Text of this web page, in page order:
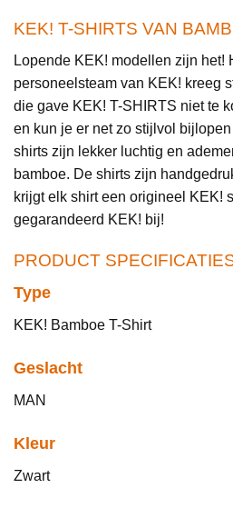
KEK! T-SHIRTS VAN
Lopende KEK! modellen zijn het!
personeelsteam van KEK! kreeg
die gave KEK! T-SHIRTS niet te
en kun je er net zo stijlvol
shirts zijn lekker luchtig en
bamboe. De shirts zijn
krijgt elk shirt een origineel KEK!
gegarandeerd KEK! bij!
PRODUCT
Type
KEK! Bamboe T-Shirt
Geslacht
MAN
Kleur
Zwart